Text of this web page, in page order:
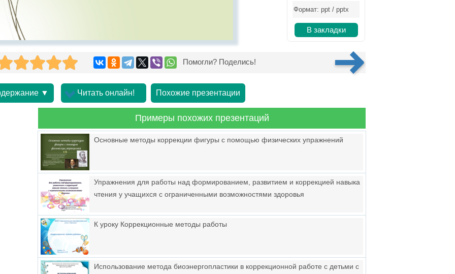
Формат: ppt / pptx
В закладки
Помогли? Поделись!
▼ Читать онлайн! Похожие презентации
Примеры похожих презентаций
Основные методы коррекции фигуры с помощью физических упражнений
Упражнения для работы над формированием, развитием и коррекцией навыка
чтения у учащихся с ограниченными возможностями здоровья
К уроку Коррекционные методы работы
Использование метода биоэнергопластики в коррекционной работе с детьми с